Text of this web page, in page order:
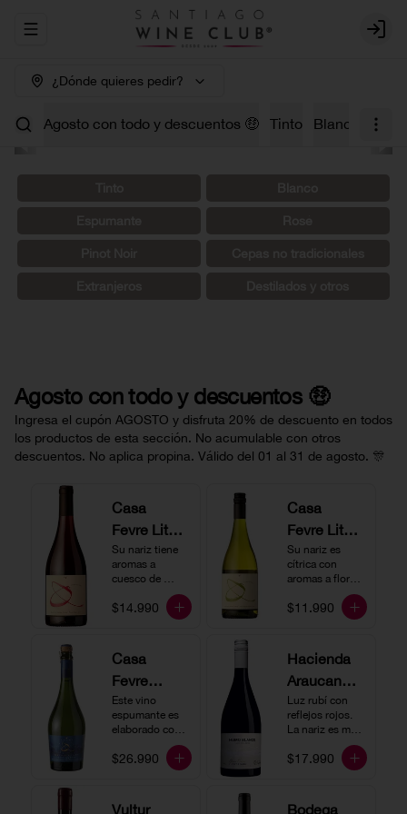
Abrir menu de navegación Login
¿Dónde quieres pedir?
Agosto con todo y descuentos 🤑 Tinto Blanco
Agosto con todo y descuentos 🤑
Ingresa el cupón AGOSTO y disfruta 20% de descuento en todos
los productos de esta sección. No acumulable con otros
descuentos. No aplica propina. Válido del 01 al 31 de agosto. 🎊
Casa
Fevre Little
Quino
Pinot Noir
Su nariz tiene
aromas a
cuesco de
frambuesa. En
boca tiene una
es un vino muy
vertical. Ideal
para beberlo
más frío como
acompañado de
$14.990
Casa
Fevre Little
Quino
Sauvignon
Su nariz es
cítrica con
aromas a flores
blancas y lima.
En boca tiene
vertical y de
persistencia
media. Ideal
para acompañar
con ostras.
$11.990
Casa
Fevre
Quino
Espumant
Este vino
espumante es
elaborado con
tradicional y se
produce a partir
Chardonnay y
$26.990
Hacienda
Araucano-
Lurton
Humo
Gran
Luz rubí con
reflejos rojos.
La nariz es muy
expresiva con
notas de fresa y
rico y redondo
$17.990
Vultur
Bodega